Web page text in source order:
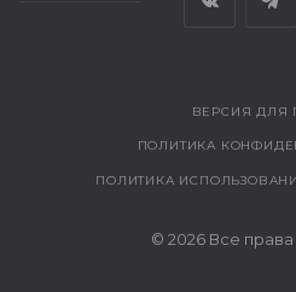
ВЕРСИЯ ДЛЯ
ПОЛИТИКА
ПОЛИТИКА
© 2026 Все